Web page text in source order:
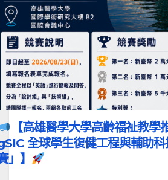
【高雄醫學大學高齡福祉教
全球學生復健工程與輔助
」】